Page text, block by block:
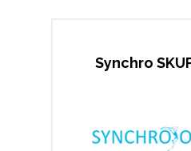
Synchro